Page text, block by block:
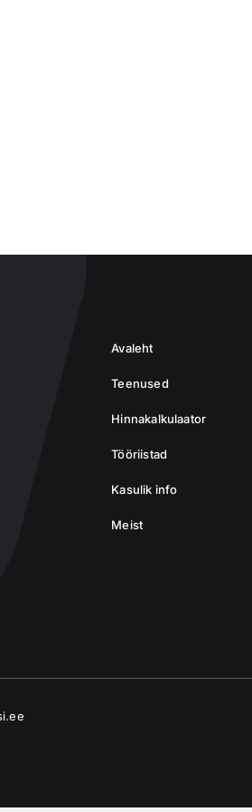
Avaleht
Teenused
Hinnakalkulaator
Tööriistad
Kasulik info
Meist